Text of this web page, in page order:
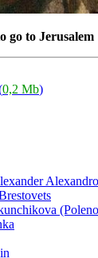
go to Jerusalem
0,2 Mb)